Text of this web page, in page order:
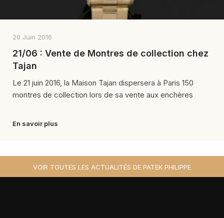
20 Juin 2016
21/06 : Vente de Montres de collection chez
Tajan
Le 21 juin 2016, la Maison Tajan dispersera à Paris 150
montres de collection lors de sa vente aux enchères
En savoir plus
VOIR TOUTES LES ACTUALITÉS DE PATEK PHILIPPE